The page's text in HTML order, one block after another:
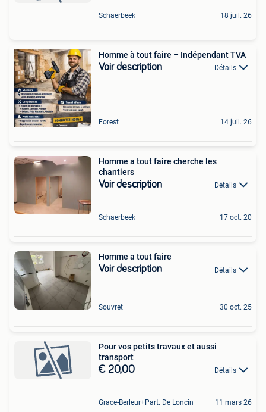
Schaerbeek 18 juil. 26
Homme à tout faire – Indépendant TVA
Voir description Détails
Forest 14 juil. 26
Homme a tout faire cherche les
chantiers
Voir description Détails
Schaerbeek 17 oct. 20
Homme a tout faire
Voir description Détails
Souvret 30 oct. 25
Pour vos petits travaux et aussi
transport
€ 20,00 Détails
Grace-Berleur+Part. De Loncin 11 mars 26